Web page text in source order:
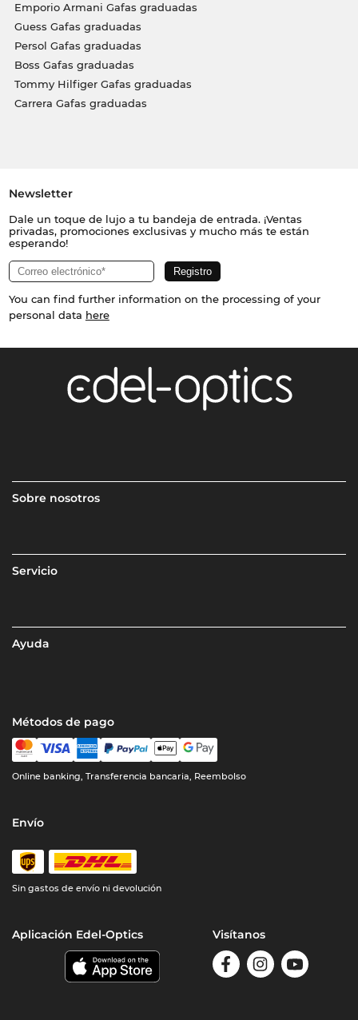
Emporio Armani Gafas graduadas
Guess Gafas graduadas
Persol Gafas graduadas
Boss Gafas graduadas
Tommy Hilfiger Gafas graduadas
Carrera Gafas graduadas
Newsletter
Dale un toque de lujo a tu bandeja de entrada. ¡Ventas
privadas, promociones exclusivas y mucho más te están
esperando!
You can find further information on the processing of your
personal data here
Sobre nosotros
Servicio
Ayuda
Métodos de pago
Online banking, Transferencia bancaria, Reembolso
Envío
Sin gastos de envío ni devolución
Aplicación Edel-Optics Visítanos